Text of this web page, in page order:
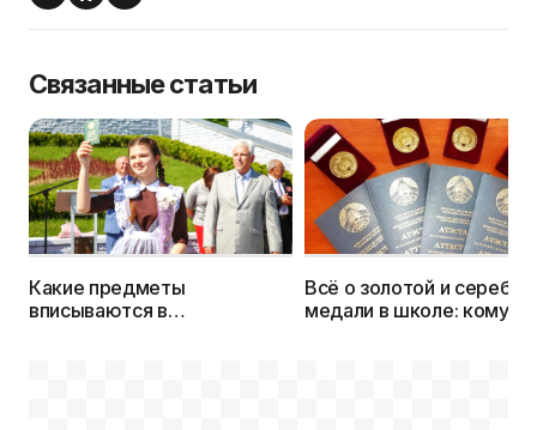
Связанные статьи
Какие предметы
вписываются в
Всё о золотой и
медали в школе: кому